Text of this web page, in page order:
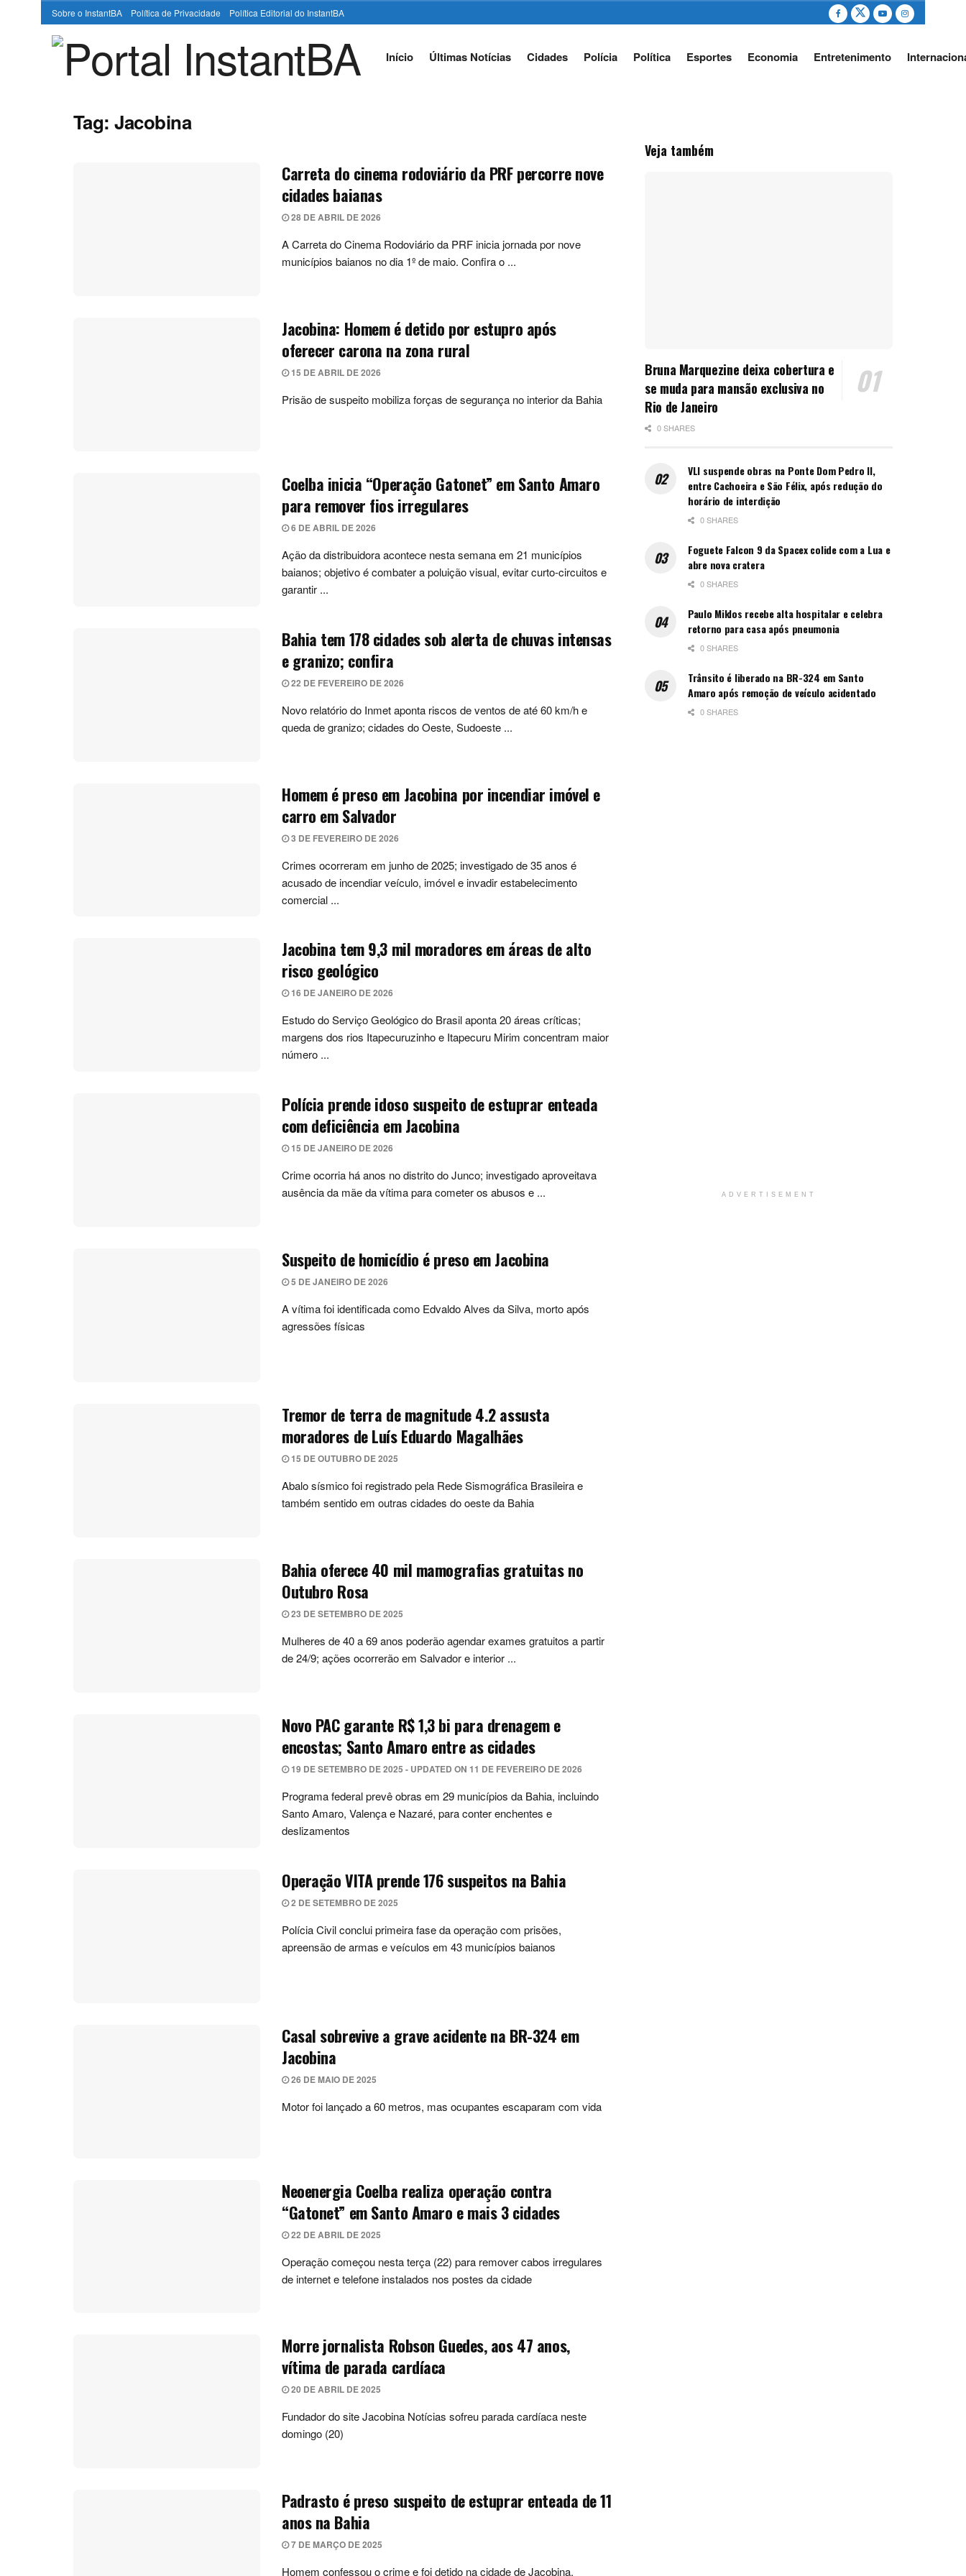
Sobre o InstantBA Política de Privacidade Política Editorial do InstantBA
Início Últimas Notícias Cidades Polícia Política Esportes Economia Entretenimento
Tag:Jacobina
Carreta do cinema rodoviário da PRF percorre nove
cidades baianas
28 DE ABRIL DE 2026
A Carreta do Cinema Rodoviário da PRF inicia jornada por nove
municípios baianos no dia 1º de maio. Confira o ...
Jacobina: Homem é detido por estupro após
oferecer carona na zona rural
15 DE ABRIL DE 2026
Prisão de suspeito mobiliza forças de segurança no interior da Bahia
Coelba inicia “Operação Gatonet” em Santo Amaro
para remover fios irregulares
6 DE ABRIL DE 2026
Ação da distribuidora acontece nesta semana em 21 municípios
baianos; objetivo é combater a poluição visual, evitar curto-circuitos e
garantir ...
Bahia tem 178 cidades sob alerta de chuvas intensas
e granizo; confira
22 DE FEVEREIRO DE 2026
Novo relatório do Inmet aponta riscos de ventos de até 60 km/h e
queda de granizo; cidades do Oeste, Sudoeste ...
Homem é preso em Jacobina por incendiar imóvel e
carro em Salvador
3 DE FEVEREIRO DE 2026
Crimes ocorreram em junho de 2025; investigado de 35 anos é
acusado de incendiar veículo, imóvel e invadir estabelecimento
comercial ...
Jacobina tem 9,3 mil moradores em áreas de alto
risco geológico
16 DE JANEIRO DE 2026
Estudo do Serviço Geológico do Brasil aponta 20 áreas críticas;
margens dos rios Itapecuruzinho e Itapecuru Mirim concentram maior
número ...
Polícia prende idoso suspeito de estuprar enteada
com deficiência em Jacobina
15 DE JANEIRO DE 2026
Crime ocorria há anos no distrito do Junco; investigado aproveitava
ausência da mãe da vítima para cometer os abusos e ...
Suspeito de homicídio é preso em Jacobina
5 DE JANEIRO DE 2026
A vítima foi identificada como Edvaldo Alves da Silva, morto após
agressões físicas
Tremor de terra de magnitude 4.2 assusta
moradores de Luís Eduardo Magalhães
15 DE OUTUBRO DE 2025
Abalo sísmico foi registrado pela Rede Sismográfica Brasileira e
também sentido em outras cidades do oeste da Bahia
Bahia oferece 40 mil mamografias gratuitas no
Outubro Rosa
23 DE SETEMBRO DE 2025
Mulheres de 40 a 69 anos poderão agendar exames gratuitos a partir
de 24/9; ações ocorrerão em Salvador e interior ...
Novo PAC garante R$ 1,3 bi para drenagem e
encostas; Santo Amaro entre as cidades
19 DE SETEMBRO DE 2025 - UPDATED ON 11 DE FEVEREIRO DE 2026
Programa federal prevê obras em 29 municípios da Bahia, incluindo
Santo Amaro, Valença e Nazaré, para conter enchentes e
deslizamentos
Operação VITA prende 176 suspeitos na Bahia
2 DE SETEMBRO DE 2025
Polícia Civil conclui primeira fase da operação com prisões,
apreensão de armas e veículos em 43 municípios baianos
Casal sobrevive a grave acidente na BR-324 em
Jacobina
26 DE MAIO DE 2025
Motor foi lançado a 60 metros, mas ocupantes escaparam com vida
Neoenergia Coelba realiza operação contra
“Gatonet” em Santo Amaro e mais 3 cidades
22 DE ABRIL DE 2025
Operação começou nesta terça (22) para remover cabos irregulares
de internet e telefone instalados nos postes da cidade
Morre jornalista Robson Guedes, aos 47 anos,
vítima de parada cardíaca
20 DE ABRIL DE 2025
Fundador do site Jacobina Notícias sofreu parada cardíaca neste
domingo (20)
Padrasto é preso suspeito de estuprar enteada de 11
anos na Bahia
7 DE MARÇO DE 2025
Homem confessou o crime e foi detido na cidade de Jacobina.
Veja também
Bruna Marquezine deixa cobertura e
se muda para mansão exclusiva no
Rio de Janeiro
0 SHARES
VLI suspende obras na Ponte Dom Pedro II,
entre Cachoeira e São Félix, após redução do
horário de interdição
0 SHARES
Foguete Falcon 9 da Spacex colide com a Lua e
abre nova cratera
0 SHARES
Paulo Miklos recebe alta hospitalar e celebra
retorno para casa após pneumonia
0 SHARES
Trânsito é liberado na BR-324 em Santo
Amaro após remoção de veículo acidentado
0 SHARES
ADVERTISEMENT